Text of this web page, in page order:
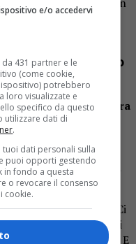
daLaura Pausini
che hanno fatto
ilbotta e risposta tra
rilasciate durante
a
raccontato che la
lei ascolti alcuni
però “picche”:
cani e porci
. Ci
il segno, ma anche altri
diciamo delle parole’. E
e/o accedervi
431 partner e le
(come cookie,
potrebbero
loro visualizzate e
specifico da questo
utilizzare dati di
.
dati personali sulla
puoi opporti gestendo
in fondo a questa
o revocare il consenso
cookie.